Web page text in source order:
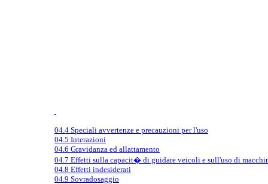
04.4 Speciali avvertenze e precauzioni per l'uso
04.5 Interazioni
04.6 Gravidanza ed allattamento
04.7 Effetti sulla capacit� di guidare veicoli e sull'uso di
04.8 Effetti indesiderati
04.9 Sovradosaggio